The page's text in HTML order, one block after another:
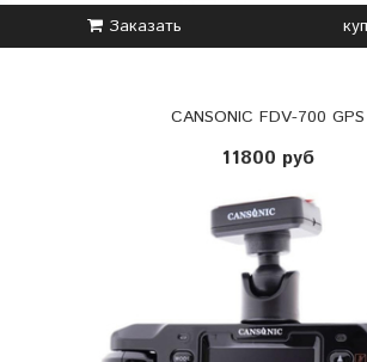
Заказать
CANSONIC FDV-700 GPS
11800 руб